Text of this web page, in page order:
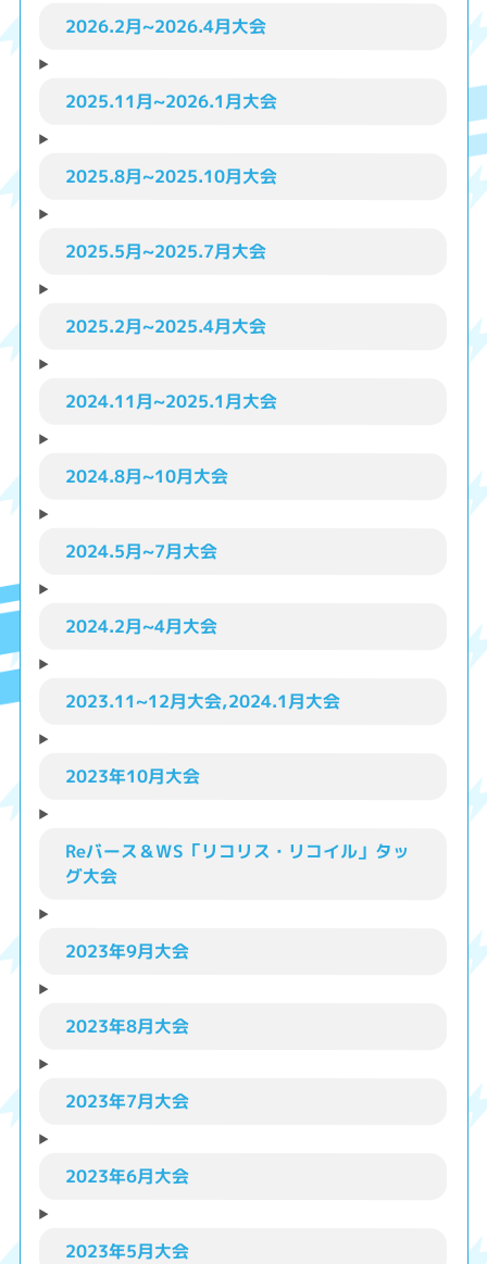
2026.2月~2026.4月大会
2025.11月~2026.1月大会
2025.8月~2025.10月大会
2025.5月~2025.7月大会
2025.2月~2025.4月大会
2024.11月~2025.1月大会
2024.8月~10月大会
2024.5月~7月大会
2024.2月~4月大会
2023.11~12月大会,2024.1月大会
2023年10月大会
Reバース＆WS「リコリス・リコイル」タッ
グ大会
2023年9月大会
2023年8月大会
2023年7月大会
2023年6月大会
2023年5月大会